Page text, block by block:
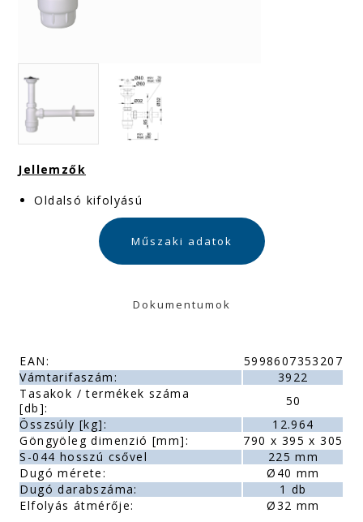
Jellemzők
Oldalsó kifolyású
Műszaki adatok
Dokumentumok
EAN:
5998607353207
Vámtarifaszám:
3922
Tasakok / termékek száma
[db]:
50
Összsúly [kg]:
12.964
Göngyöleg dimenzió [mm]:
790 x 395 x 305
S-044 hosszú csővel
225 mm
Dugó mérete:
Ø40 mm
Dugó darabszáma:
1 db
Elfolyás átmérője:
Ø32 mm